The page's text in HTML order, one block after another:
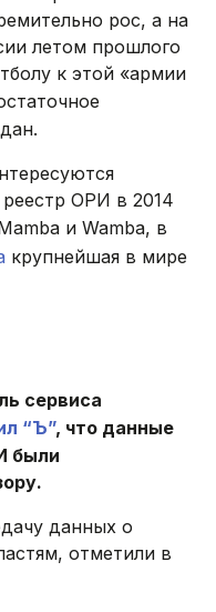
рос, а на
летом прошлого
к этой «армии
ОРИ в 2014
и Wamba, в
крупнейшая в мире
сервиса
“Ъ”, что данные
были
данных о
отметили в